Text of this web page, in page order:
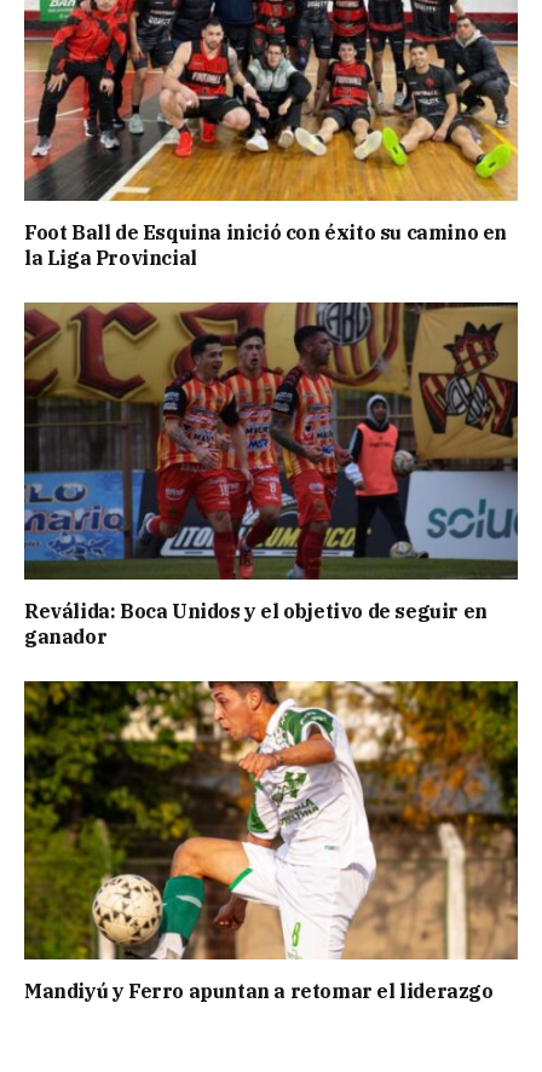
Foot Ball de Esquina inició con éxito su camino en
la Liga Provincial
Reválida: Boca Unidos y el objetivo de seguir en
ganador
Mandiyú y Ferro apuntan a retomar el liderazgo